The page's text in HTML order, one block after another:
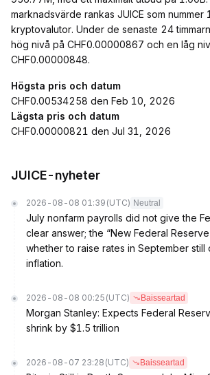
marknadsvärde rankas JUICE som nummer
kryptovalutor. Under de senaste 24
hög nivå på CHF0.00000867 och en låg
CHF0.00000848.
Högsta pris och datum
CHF0.00534258 den Feb 10, 2026
Lägsta pris och datum
CHF0.00000821 den Jul 31, 2026
JUICE-nyheter
2026-08-08 01:39 (UTC) Neutral
July nonfarm payrolls did not give the
clear answer; the “New Federal
whether to raise rates in September still
inflation.
2026-08-08 00:25 (UTC) Baisseartad
Morgan Stanley: Expects Federal
shrink by $1.5 trillion
2026-08-07 23:28 (UTC) Baisseartad